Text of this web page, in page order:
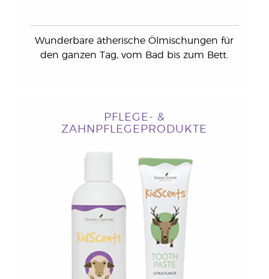
Wunderbare ätherische Ölmischungen für
den ganzen Tag, vom Bad bis zum Bett.
PFLEGE- &
ZAHNPFLEGEPRODUKTE